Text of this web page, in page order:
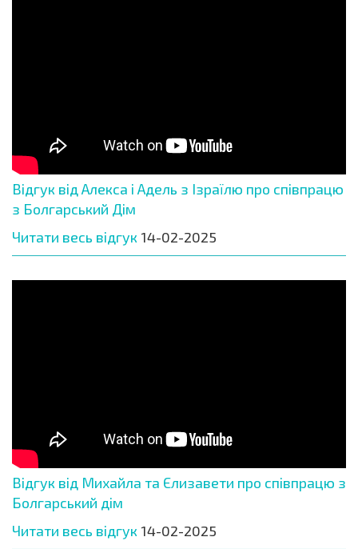
Відгук від Алекса і Адель з Ізраїлю про співпрацю
з Болгарський Дім
Читати весь відгук 14-02-2025
Відгук від Михайла та Єлизавети про співпрацю з
Болгарський дім
Читати весь відгук 14-02-2025